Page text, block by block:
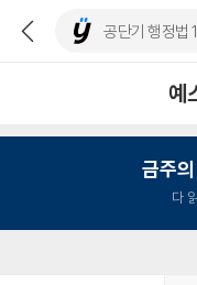
예
금주
다